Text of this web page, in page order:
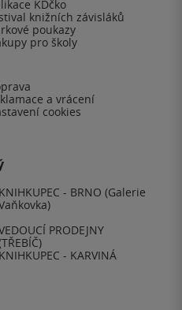
KDčko
knižních závisláků
poukazy
pro školy
a vrácení
cookies
KNIHKUPEC - BRNO (Galerie
PRODEJNY
KNIHKUPEC - KARVINÁ